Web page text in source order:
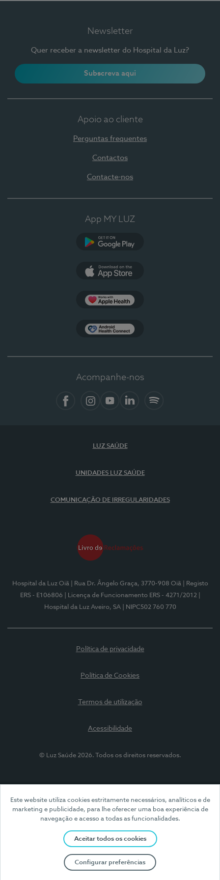
Este website utiliza cookies estritamente necessários, analíticos e de
marketing e publicidade, para lhe oferecer uma boa experiência de
navegação e acesso a todas as funcionalidades.
Aceitar todos os cookies
Configurar preferências
Newsletter
Quer receber a newsletter do Hospital da Luz?
Subscreva aqui
Apoio ao cliente
Perguntas frequentes
Contactos
Contacte-nos
App MY LUZ
Acompanhe-nos
LUZ SAÚDE
UNIDADES LUZ SAÚDE
COMUNICAÇÃO DE IRREGULARIDADES
Hospital da Luz Oiã | Rua Dr. Ângelo Graça, 3770-908 Oiã
| Registo
ERS - E106806
| Licença de Funcionamento ERS - 4271/2012
Hospital da Luz Aveiro, SA
| NIPC502 760 770
Política de privacidade
Política de Cookies
Termos de utilização
Acessibilidade
© Luz Saúde 2026. Todos os direitos reservados.